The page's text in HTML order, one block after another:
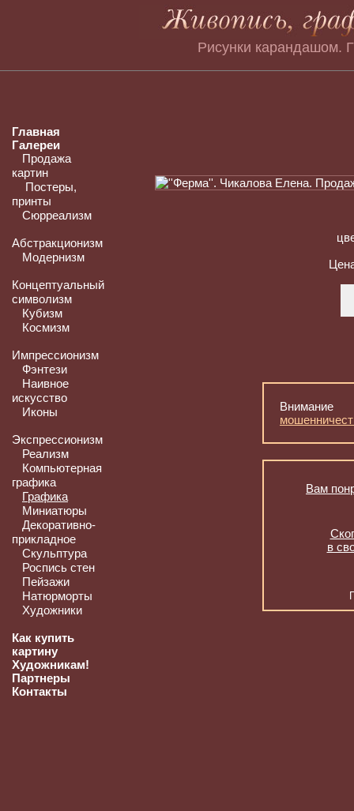
Рисунки карандашом.
Главная
Галереи
Продажа
картин
Постеры,
принты
Сюрреализм
Абстракционизм
Модернизм
Концептуальный
символизм
Кубизм
Космизм
Импрессионизм
Фэнтези
Наивное
искусство
Иконы
Экспрессионизм
Реализм
Компьютерная
графика
Графика
Миниатюры
Декоративно-
прикладное
Скульптура
Роспись стен
Пейзажи
Натюрморты
Художники
Как купить
картину
Художникам!
Партнеры
Контакты
Вам
в